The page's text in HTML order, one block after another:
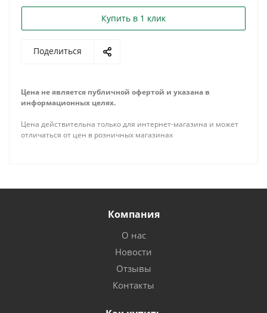
Купить в 1 клик
Поделиться
Цена не является публичной офертой и указана в
информационных целях.
Цена действительна только для интернет-магазина и может
отличаться от цен в розничных магазинах
Компания
О нас
Новости
Отзывы
Контакты